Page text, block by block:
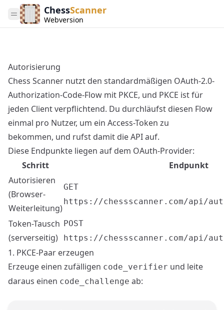
ChessScanner
Webversion
Autorisierung
Chess Scanner nutzt den standardmäßigen OAuth-2.0-
Authorization-Code-Flow mit PKCE, und PKCE ist für
jeden Client verpflichtend. Du durchläufst diesen Flow
einmal pro Nutzer, um ein Access-Token zu
bekommen, und rufst damit dieAPIauf.
Diese Endpunkte liegen auf dem OAuth-Provider:
Schritt
Endpunkt
Autorisieren
(Browser-
Weiterleitung)
GET
https://chessscanner.com/api/
Token-Tausch
(serverseitig)
POST
https://chessscanner.com/api/
1. PKCE-Paar erzeugen
Erzeuge einen zufälligen code_verifier und leite
daraus einen code_challenge ab: